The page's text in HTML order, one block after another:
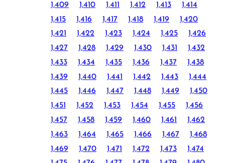
1,409
1,410 1,411 1,412 1,413
1,414
1,415
1,416 1,417 1,418 1,419
1,420
1,421
1,422 1,423 1,424 1,425
1,426
1,427
1,428 1,429 1,430 1,431
1,432
1,433
1,434 1,435 1,436 1,437
1,438
1,439
1,440 1,441 1,442 1,443
1,444
1,445
1,446 1,447 1,448 1,449
1,450
1,451
1,452 1,453 1,454 1,455
1,456
1,457
1,458 1,459 1,460 1,461
1,462
1,463
1,464 1,465 1,466 1,467
1,468
1,469
1,470 1,471 1,472 1,473
1,474